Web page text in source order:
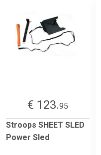
€ 123.95
Stroops SHEET SLED
Power Sled